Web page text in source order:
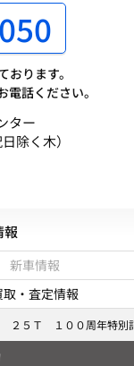
ります。
話ください。
ター
除く木）
報
新車情報
取・査定情報
２５Ｔ １００周年特別